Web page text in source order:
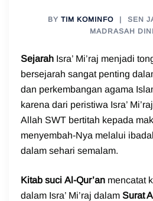
BY TIM KOMINFO
SEN
MADRASAH
Sejarah Isra’ Mi’raj menjadi
bersejarah sangat penting
dan perkembangan agama
karena dari peristiwa Isra’
Allah SWT bertitah kepada
menyembah-Nya melalui
dalam sehari semalam.
Kitab suci Al-Qur’an mencatat
dalam Isra’ Mi’raj dalam Surat